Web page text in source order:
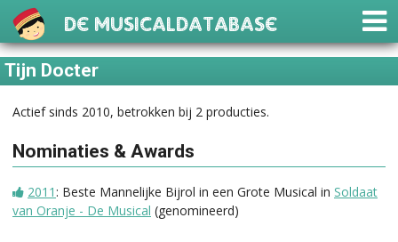
De Musicaldatabase
Tijn Docter
Actief sinds 2010, betrokken bij 2 producties.
Nominaties & Awards
2011 : Beste Mannelijke Bijrol in een Grote Musical in Soldaat
van Oranje - De Musical (genomineerd)